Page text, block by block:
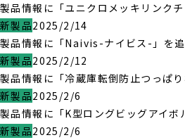
製品情報に「ユニクロメッキリンクチ
新製品2025/2/14
製品情報に「Naivis-ナイビス-」を追
新製品2025/2/12
製品情報に「冷蔵庫転倒防止つっぱり
新製品2025/2/6
製品情報に「K型ロングビッグアイボ
新製品2025/2/6